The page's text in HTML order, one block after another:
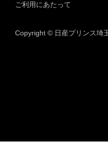
ご利用にあたって
Copyright © 日産プリンス埼